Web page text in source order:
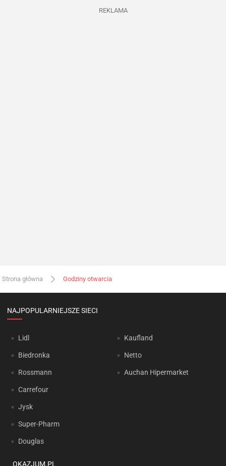
REKLAMA
Strona główna Godziny otwarcia
NAJPOPULARNIEJSZE SIECI
Lidl
Biedronka
Rossmann
Carrefour
Jysk
Super-Pharm
Douglas
Kaufland
Netto
Auchan Hipermarket
OKAZJUM.PL